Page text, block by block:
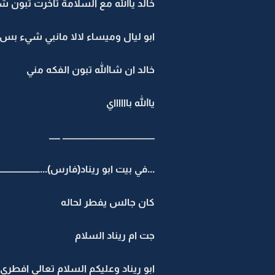
خالد ياالله مع السلامة تاخرت تبون
ابو ليال وميساء لالا مانبي شيء بس
خالد ان شاالله تبون الفكه مني
ياالله بااااااي
ــــــــــــــــــــــــــــــــــــــــــــــــــ ــــــ
...في بيت ابو
كان جالس يفطر لحاله
جت ام ريناد السلام
ابو ريناد وعليكم السلام تعالي افطري